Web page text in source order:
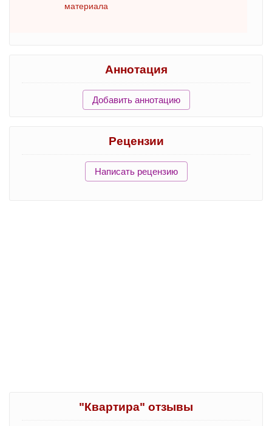
материала
Аннотация
Добавить аннотацию
Рецензии
Написать рецензию
"Квартира" отзывы